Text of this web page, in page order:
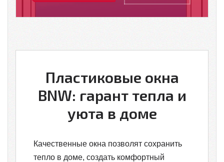
Пластиковые окна
BNW: гарант тепла и
уюта в доме
Качественные окна позволят сохранить
тепло в доме, создать комфортный